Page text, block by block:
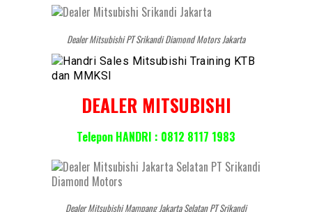
Dealer Mitsubishi PT Srikandi Diamond Motors Jakarta
DEALER MITSUBISHI
Telepon HANDRI : 0812 8117 1983
Dealer Mitsubishi Mampang Jakarta Selatan PT Srikandi